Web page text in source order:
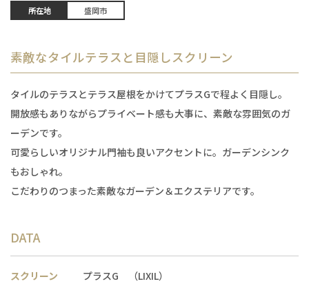
所在地 盛岡市
素敵なタイルテラスと目隠しスクリーン
タイルのテラスとテラス屋根をかけてプラスGで程よく目隠し。
開放感もありながらプライベート感も大事に、素敵な雰囲気のガ
ーデンです。
可愛らしいオリジナル門袖も良いアクセントに。ガーデンシンク
もおしゃれ。
こだわりのつまった素敵なガーデン＆エクステリアです。
DATA
スクリーン プラスG （LIXIL）